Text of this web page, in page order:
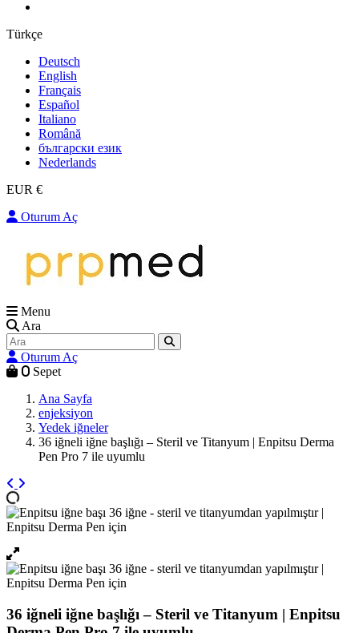
Türkçe
Deutsch
English
Français
Español
Italiano
Română
български език
Nederlands
EUR €
Oturum Aç
Menu
Ara
Oturum Aç
0 Sepet
Ana Sayfa
enjeksiyon
Yedek iğneler
36 iğneli iğne başlığı – Steril ve Titanyum | Enpitsu Derma
Pen Pro 7 ile uyumlu
36 iğneli iğne başlığı – Steril ve Titanyum | Enpitsu